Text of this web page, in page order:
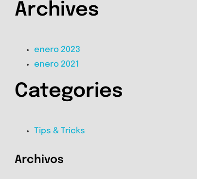
Archives
enero 2023
enero 2021
Categories
Tips & Tricks
Archivos